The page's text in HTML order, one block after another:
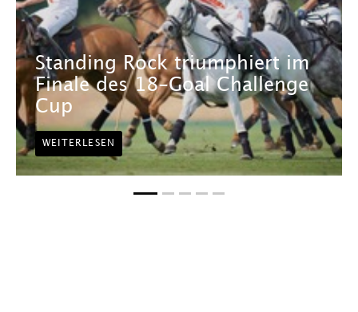
Standing Rock triumphiert im
Finale des 18-Goal Challenge
Cup
WEITERLESEN